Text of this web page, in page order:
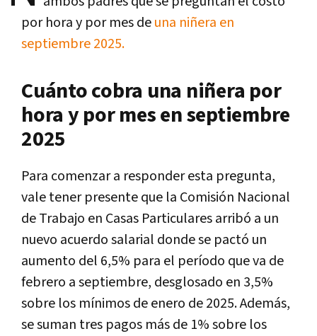
por hora y por mes deuna niñera en
septiembre 2025.
Cuánto cobra una niñera por
hora y por mes en septiembre
2025
Para comenzar a responder esta pregunta,
vale tener presente que la Comisión Nacional
de Trabajo en Casas Particulares arribó a un
nuevo acuerdo salarial donde se pactó un
aumento del 6,5% para el período que va de
febrero a septiembre, desglosado en 3,5%
sobre los mínimos de enero de 2025. Además,
se suman tres pagos más de 1% sobre los